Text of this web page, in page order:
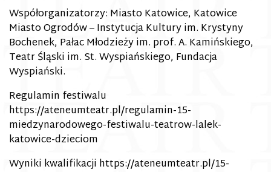
Współorganizatorzy: Miasto Katowice, Katowice
Miasto Ogrodów – Instytucja Kultury im. Krystyny
Bochenek, Pałac Młodzieży im. prof. A. Kamińskiego,
Teatr Śląski im. St. Wyspiańskiego, Fundacja
Wyspiański.
Regulamin festiwalu
https://ateneumteatr.pl/regulamin-15-
miedzynarodowego-festiwalu-teatrow-lalek-
katowice-dzieciom
Wyniki kwalifikacji https://ateneumteatr.pl/15-